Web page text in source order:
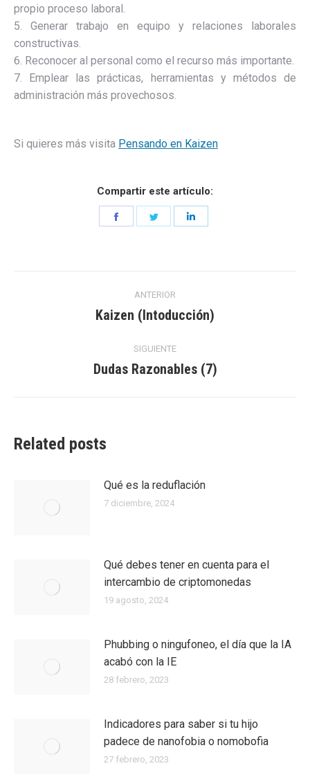
propio proceso laboral.
5. Generar trabajo en equipo y relaciones laborales
constructivas.
6. Reconocer al personal como el recurso más importante.
7. Emplear las prácticas, herramientas y métodos de
administración más provechosos.
Si quieres más visita Pensando en Kaizen
Compartir este artículo:
Share
ANTERIOR
Entrada
Kaizen (Intoducción)
SIGUIENTE
Entrada
Dudas Razonables (7)
Related posts
Qué es la reduflación
7 diciembre, 2024
Qué debes tener en cuenta para el
intercambio de criptomonedas
19 agosto, 2024
Phubbing​ o ningufoneo, el día que la IA
acabó con la IE
28 febrero, 2023
Indicadores para saber si tu hijo
padece de nanofobia o nomobofia
27 febrero, 2023